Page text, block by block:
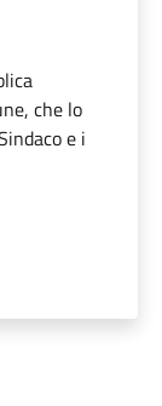
che lo
e i